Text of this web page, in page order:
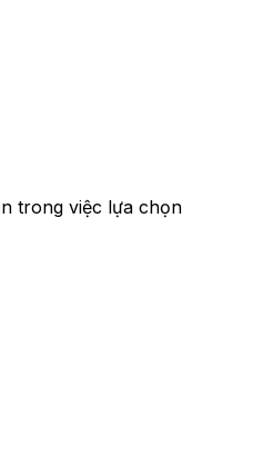
trong việc lựa chọn